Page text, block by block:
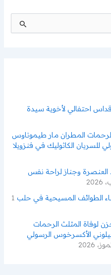
احتفالي لأخوية سيدة
المطران مار طيموتاوس
الكاثوليك في فنزويلا
العنصرة وجناز لراحة نفس
الطوائف المسيحية في حلب 1
لوفاة المثلث الرحمات
الأكسرخوس الرسولي